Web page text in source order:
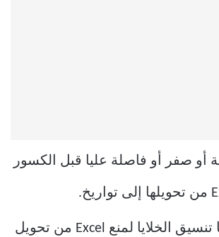
أو صفر أو فاصلة عليا قبل الكسور
يمكنك أيضًا تنسيق الخلايا لمنع Excel من تحويل